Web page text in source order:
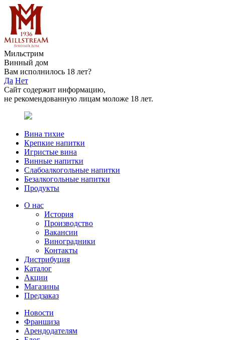
Мильстрим
Винный дом
Вам исполнилось 18 лет?
Да Нет
Сайт содержит информацию,
не рекомендованную лицам моложе 18 лет.
Вина тихие
Крепкие напитки
Игристые вина
Винные напитки
Слабоалкогольные напитки
Безалкогольные напитки
Продукты
О нас
История
Производство
Вакансии
Виноградники
Контакты
Дистрибуция
Каталог
Акции
Магазины
Предзаказ
Новости
Франшиза
Арендодателям